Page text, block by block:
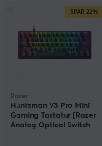
SPAR 22%
Razer
Huntsman V3 Pro Mini
Gaming Tastatur [Razer
Analog Optical Switch